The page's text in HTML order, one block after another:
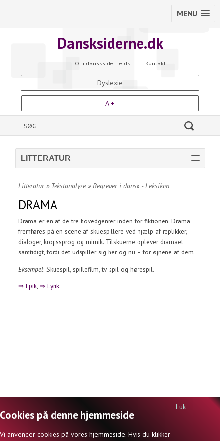
MENU
Dansksiderne.dk
Om dansksiderne.dk Kontakt
Dyslexie
A +
LITTERATUR
Litteratur» Tekstanalyse»Begreber i dansk - Leksikon
DRAMA
Drama er en af de tre hovedgenrer inden for fiktionen. Drama
fremføres på en scene af skuespillere ved hjælp af replikker,
dialoger, kropssprog og mimik. Tilskuerne oplever dramaet
samtidigt, fordi det udspiller sig her og nu – for øjnene af dem.
Eksempel: Skuespil, spillefilm, tv-spil og hørespil.
⇒ Epik,⇒ Lyrik.
(ANSVARSHAVENDE REDAKTØR) OG FORFATTERNE 2026 |KONTAKT
Cookies på denne hjemmeside
Vi anvender cookies på vores hjemmeside. Hvis du klikker
Luk